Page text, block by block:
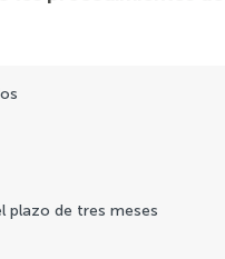
plazo de tres meses